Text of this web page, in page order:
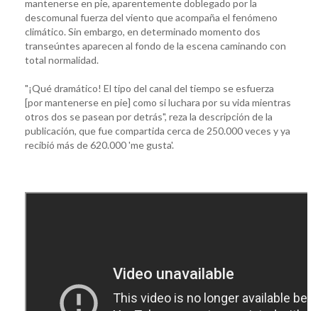
mantenerse en pie, aparentemente doblegado por la
descomunal fuerza del viento que acompaña el fenómeno
climático. Sin embargo, en determinado momento dos
transeúntes aparecen al fondo de la escena caminando con
total normalidad.
"¡Qué dramático! El tipo del canal del tiempo se esfuerza
[por mantenerse en pie] como si luchara por su vida mientras
otros dos se pasean por detrás", reza la descripción de la
publicación, que fue compartida cerca de 250.000 veces y ya
recibió más de 620.000 'me gusta'.